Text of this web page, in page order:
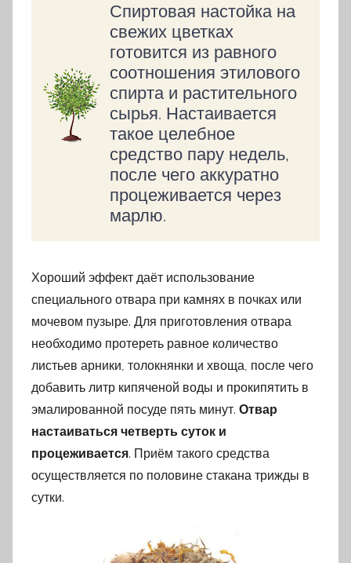
Спиртовая настойка на
свежих цветках
готовится из равного
соотношения этилового
спирта и растительного
сырья. Настаивается
такое целебное
средство пару недель,
после чего аккуратно
процеживается через
марлю.
Хороший эффект даёт использование
специального отвара при камнях в почках или
мочевом пузыре. Для приготовления отвара
необходимо протереть равное количество
листьев арники, толокнянки и хвоща, после чего
добавить литр кипяченой воды и прокипятить в
эмалированной посуде пять минут. Отвар
настаиваться четверть суток и
процеживается. Приём такого средства
осуществляется по половине стакана трижды в
сутки.